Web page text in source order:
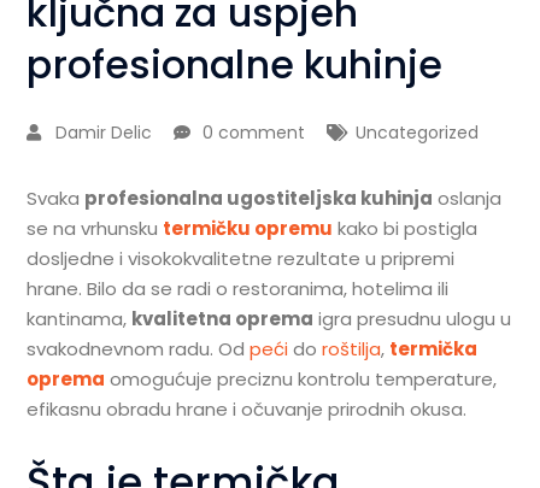
ključna za uspjeh
profesionalne kuhinje
Damir Delic 0 comment Uncategorized
Svaka profesionalna ugostiteljska kuhinja oslanja
se na vrhunsku termičku opremu kako bi postigla
dosljedne i visokokvalitetne rezultate u pripremi
hrane. Bilo da se radi o restoranima, hotelima ili
kantinama, kvalitetna oprema igra presudnu ulogu u
svakodnevnom radu. Odpećidoroštilja, termička
oprema omogućuje preciznu kontrolu temperature,
efikasnu obradu hrane i očuvanje prirodnih okusa.